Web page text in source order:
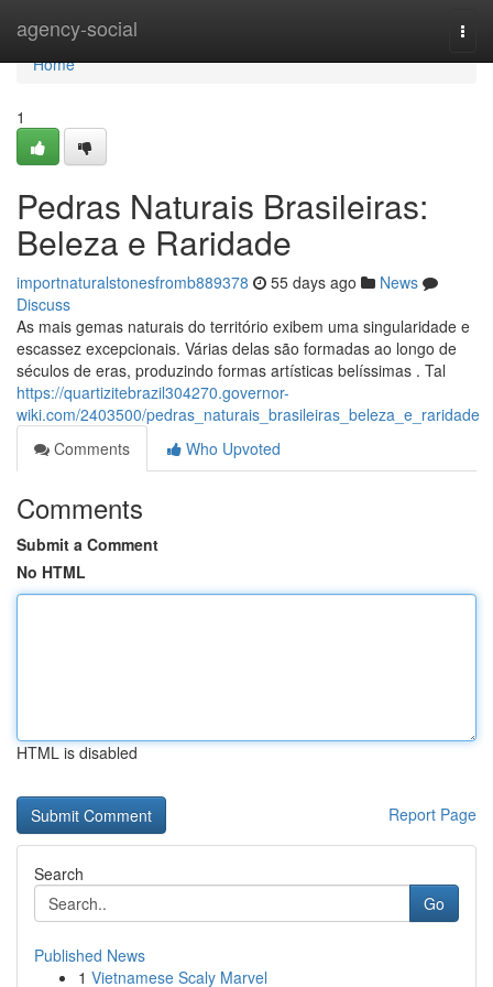
agency-social
Home
Home
1
Pedras Naturais Brasileiras:
Beleza e Raridade
importnaturalstonesfromb889378 55 days ago
News
Discuss
As mais gemas naturais do território exibem uma singularidade e
escassez excepcionais. Várias delas são formadas ao longo de
séculos de eras, produzindo formas artísticas belíssimas . Tal
https://quartizitebrazil304270.governor-
wiki.com/2403500/pedras_naturais_brasileiras_beleza_e_raridade
Comments
Who Upvoted
Comments
Submit a Comment
No HTML
HTML is disabled
Report Page
Search
Go
Published News
1 Vietnamese Scaly Marvel